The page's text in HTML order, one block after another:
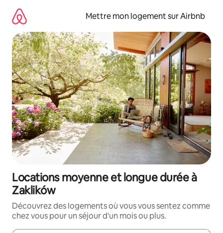
directement
contenu
Mettre mon logement sur Airbnb
Locations moyenne et longue durée à
Zaklików
Découvrez des logements où vous vous sentez comme
chez vous pour un séjour d'un mois ou plus.